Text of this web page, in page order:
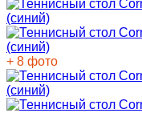
+ 8 фото